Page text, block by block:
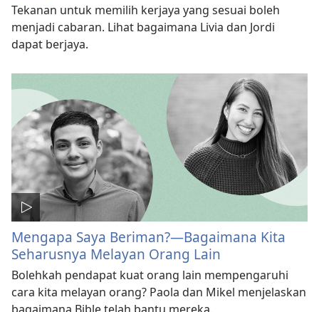
Tekanan untuk memilih kerjaya yang sesuai boleh
menjadi cabaran. Lihat bagaimana Livia dan Jordi
dapat berjaya.
Mengapa Saya Beriman?—Bagaimana Kita
Seharusnya Melayan Orang Lain
Bolehkah pendapat kuat orang lain mempengaruhi
cara kita melayan orang? Paola dan Mikel menjelaskan